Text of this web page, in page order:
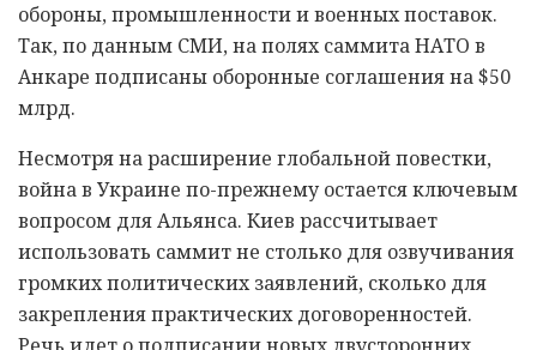
обороны, промышленности и военных поставок.
Так, по данным СМИ, на полях саммита НАТО в
Анкаре подписаны оборонные соглашения на $50
млрд.
Несмотря на расширение глобальной повестки,
война в Украине по-прежнему остается ключевым
вопросом для Альянса. Киев рассчитывает
использовать саммит не столько для озвучивания
громких политических заявлений, сколько для
закрепления практических договоренностей.